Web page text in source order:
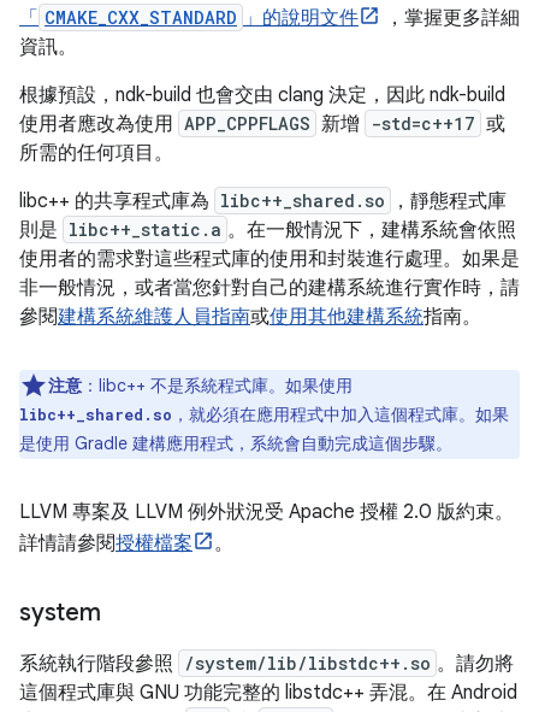
「
CMAKE_CXX_STANDARD 」的說明文件
，掌握更多詳細
資訊。
根據預設，ndk-build 也會交由 clang 決定，因此 ndk-build
使用者應改為使用 APP_CPPFLAGS 新增 -std=c++17 或
所需的任何項目。
libc++ 的共享程式庫為 libc++_shared.so
，靜態程式庫
則是 libc++_static.a 。在一般情況下，建構系統會依照
使用者的需求對這些程式庫的使用和封裝進行處理。如果是
非一般情況，或者當您針對自己的建構系統進行實作時，請
參閱建構系統維護人員指南或使用其他建構系統指南。
注意 ： libc++ 不是系統程式庫。如果使用
libc++_shared.so ，就必須在應用程式中加入這個程式庫。如果
是使用 Gradle 建構應用程式，系統會自動完成這個步驟。
LLVM 專案及 LLVM 例外狀況受 Apache 授權 2.0 版約束。
詳情請參閱授權檔案 。
system
系統執行階段參照 /system/lib/libstdc++.so 。請勿將
這個程式庫與 GNU 功能完整的 libstdc++ 弄混。在 Android